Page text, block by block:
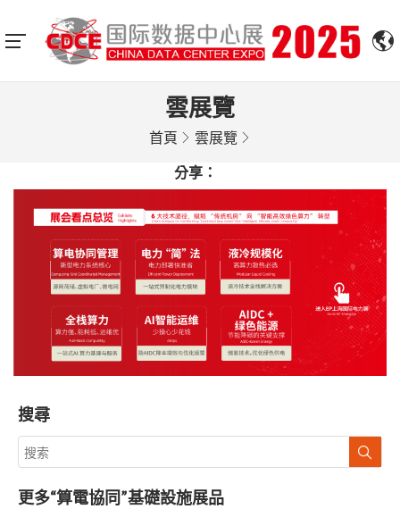
雲展覽
首頁 雲展覽
分享：
搜尋
更多“算電協同”基礎設施展品